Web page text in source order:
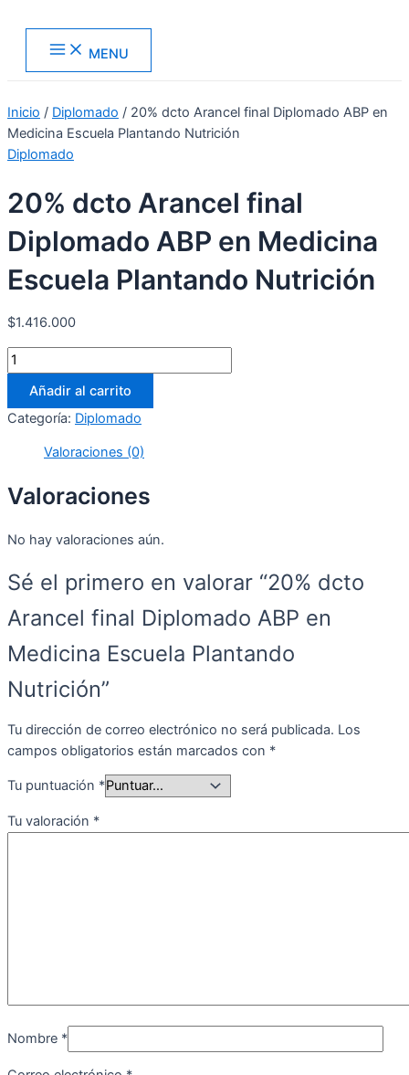
contenido
Main
Menu MENU
Inicio / Diplomado / 20% dcto Arancel final Diplomado ABP en
Medicina Escuela Plantando Nutrición
Diplomado
20% dcto Arancel final
Diplomado ABP en Medicina
Escuela Plantando Nutrición
$1.416.000
20%
dcto
Arancel
final
Medicina
Plantando
cantidad
Añadir al carrito
Categoría: Diplomado
Valoraciones (0)
Valoraciones
No hay valoraciones aún.
Sé el primero en valorar “20% dcto
Arancel final Diplomado ABP en
Medicina Escuela Plantando
Nutrición”
Tu dirección de correo electrónico no será publicada. Los
campos obligatorios están marcados con *
Tu puntuación *
Tu valoración *
Nombre *